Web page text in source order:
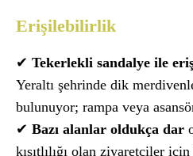
Erişilebilirlik
✔ Tekerlekli sandalye ile
Yeraltı şehrinde dik
bulunuyor; rampa veya
✔ Bazı alanlar oldukça dar
kısıtlılığı olan ziyaretçiler